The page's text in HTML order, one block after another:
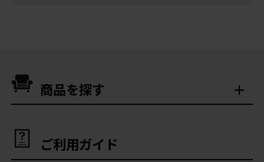
商品を探す
ご利用ガイド